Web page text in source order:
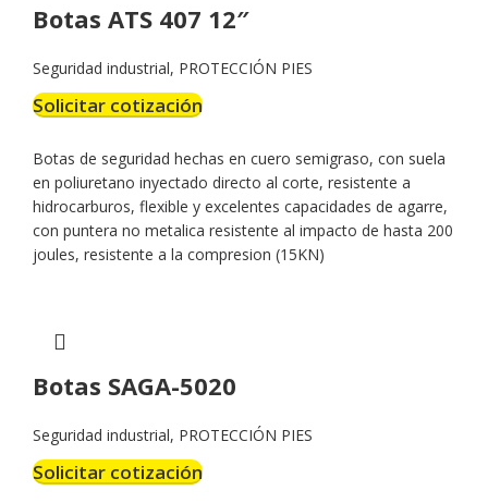
Botas ATS 407 12″
Seguridad industrial, PROTECCIÓN PIES
Solicitar cotización
Botas de seguridad hechas en cuero semigraso, con suela
en poliuretano inyectado directo al corte, resistente a
hidrocarburos, flexible y excelentes capacidades de agarre,
con puntera no metalica resistente al impacto de hasta 200
joules, resistente a la compresion (15KN)
Botas SAGA-5020
Seguridad industrial, PROTECCIÓN PIES
Solicitar cotización